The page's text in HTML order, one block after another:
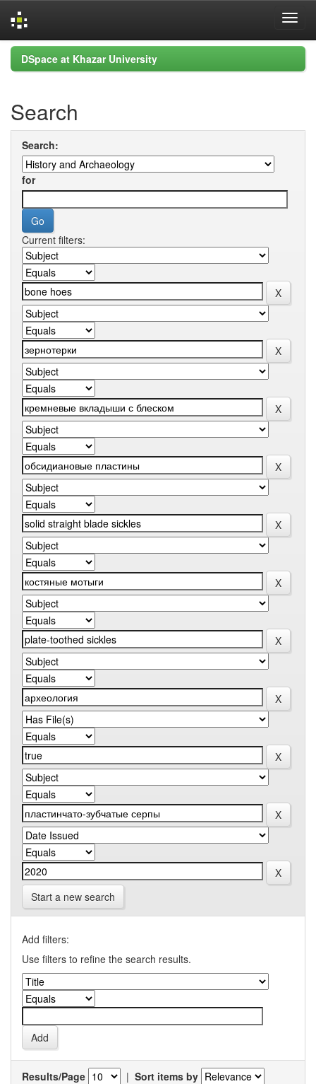
Skip
navigation
DSpace at Khazar University
Search
Search:
for
Current filters:
Start a new search
Add filters:
Use filters to refine the search results.
Results/Page | Sort items by